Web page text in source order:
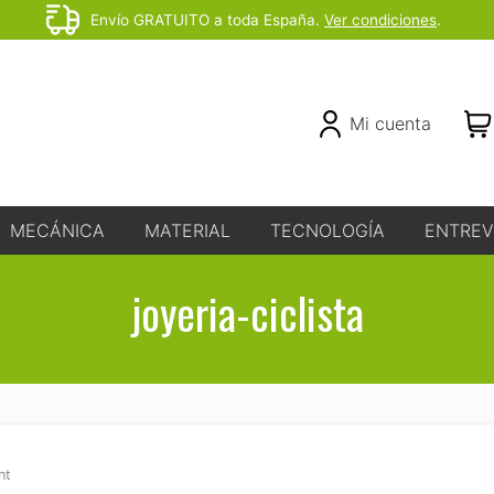
Before
Envío GRATUITO a toda España. Ver condiciones.
Header
RightMi cuenta
MECÁNICA MATERIAL TECNOLOGÍA
joyeria-ciclista